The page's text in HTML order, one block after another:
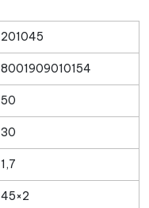
201045
8001909010154
50
30
1,7
45×2